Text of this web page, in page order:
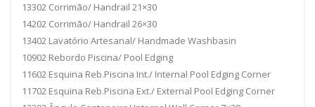
13302 Corrimão/ Handrail 21×30
14202 Corrimão/ Handrail 26×30
13402 Lavatório Artesanal/ Handmade Washbasin
10902 Rebordo Piscina/ Pool Edging
11602 Esquina Reb.Piscina Int./ Internal Pool Edging Corner
11702 Esquina Reb.Piscina Ext./ External Pool Edging Corner